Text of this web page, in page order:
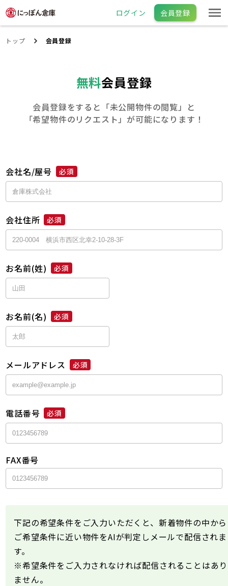
ログイン 会員登録
トップ 会員登録
無料会員登録
会員登録をすると「未公開物件の閲覧」と
「希望物件のリクエスト」が可能になります！
会社名/屋号 必須
会社住所 必須
お名前(姓) 必須
お名前(名) 必須
メールアドレス 必須
電話番号 必須
FAX番号
下記の希望条件をご入力いただくと、新着物件の中から
ご希望条件に近い物件をAIが判定しメールで配信されま
す。
※希望条件をご入力されなければ配信されることはあり
ません。